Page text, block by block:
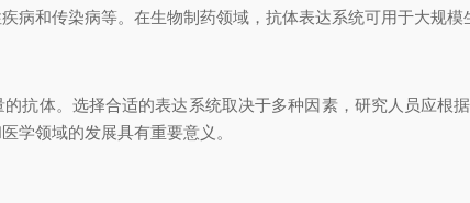
和传染病等。在生物制药领域，抗体表达系统可用于大规模
抗体。选择合适的表达系统取决于多种因素，研究人员应根
学领域的发展具有重要意义。